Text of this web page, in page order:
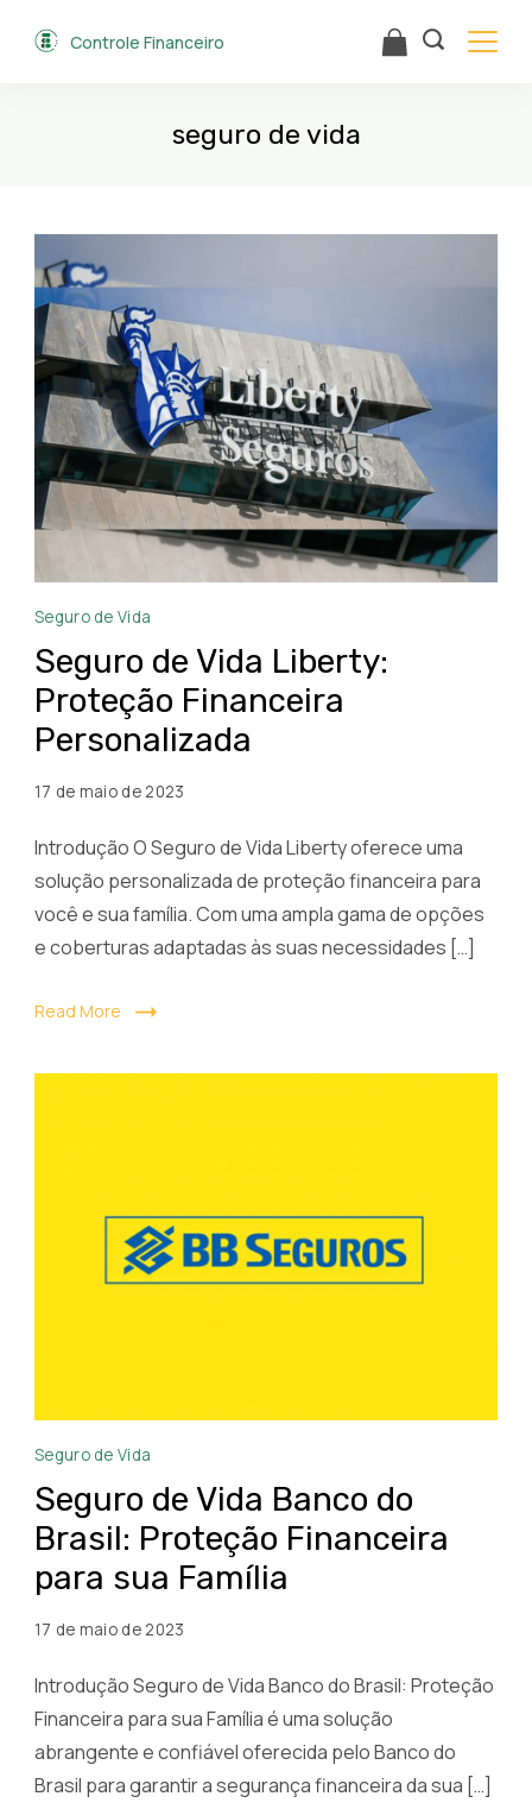
Controle Financeiro
seguro de vida
Seguro
Vida
Liberty
Seguro de Vida
Seguro de Vida Liberty:
Proteção Financeira
Personalizada
17 de maio de 2023
Introdução O Seguro de Vida Liberty oferece uma
solução personalizada de proteção financeira para
você e sua família. Com uma ampla gama de opções
e coberturas adaptadas às suas necessidades […]
Read More
Seguro
Vida
Banco
do
Seguro de Vida
Seguro de Vida Banco do
Brasil: Proteção Financeira
para sua Família
17 de maio de 2023
Introdução Seguro de Vida Banco do Brasil: Proteção
Financeira para sua Família é uma solução
abrangente e confiável oferecida pelo Banco do
Brasil para garantir a segurança financeira da sua […]